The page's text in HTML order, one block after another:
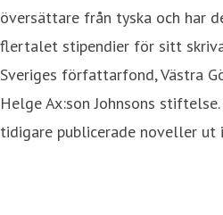
översättare från tyska och har
flertalet stipendier för sitt
Sveriges författarfond, Västra
Helge Ax:son Johnsons
tidigare publicerade noveller ut